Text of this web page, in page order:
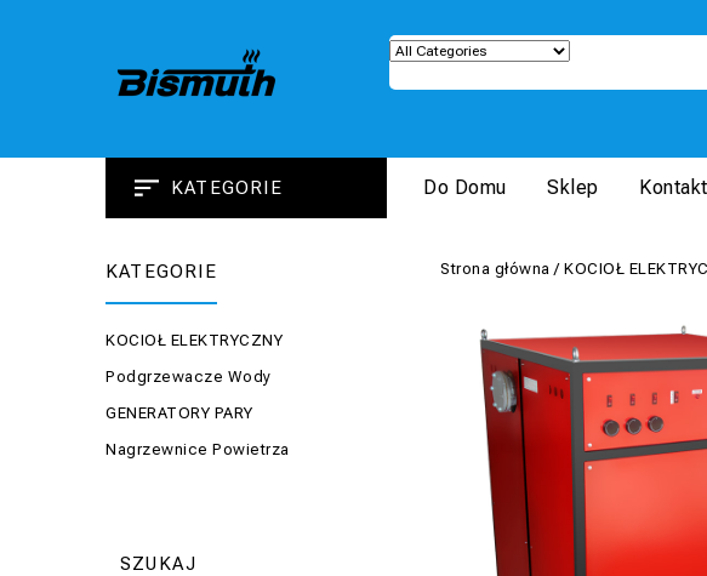
KATEGORIE Do Domu Sklep
KATEGORIE
KOCIOŁ ELEKTRYCZNY
Podgrzewacze Wody
GENERATORY PARY
Nagrzewnice Powietrza
SZUKAJ
Strona główna / KOCIOŁ